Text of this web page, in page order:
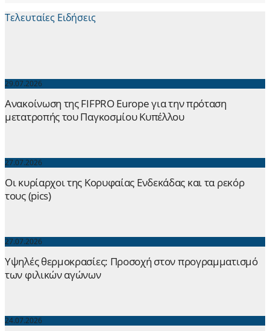
Τελευταίες Ειδήσεις
29.07.2026
Ανακοίνωση της FIFPRO Europe για την πρόταση
μετατροπής του Παγκοσμίου Κυπέλλου
27.07.2026
Οι κυρίαρχοι της Κορυφαίας Ενδεκάδας και τα ρεκόρ
τους (pics)
27.07.2026
Yψηλές θερμοκρασίες: Προσοχή στον προγραμματισμό
των φιλικών αγώνων
24.07.2026